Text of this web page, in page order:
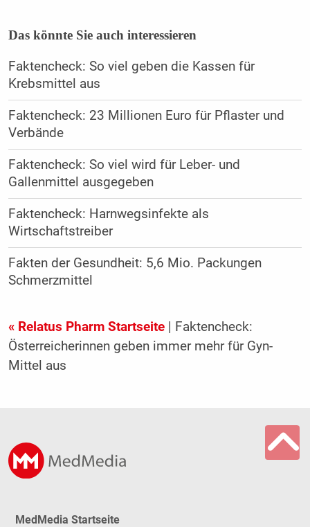
Das könnte Sie auch interessieren
Faktencheck: So viel geben die Kassen für
Krebsmittel aus
Faktencheck: 23 Millionen Euro für Pflaster und
Verbände
Faktencheck: So viel wird für Leber- und
Gallenmittel ausgegeben
Faktencheck: Harnwegsinfekte als
Wirtschaftstreiber
Fakten der Gesundheit: 5,6 Mio. Packungen
Schmerzmittel
« Relatus Pharm Startseite| Faktencheck:
Österreicherinnen geben immer mehr für Gyn-
Mittel aus
MedMedia Startseite